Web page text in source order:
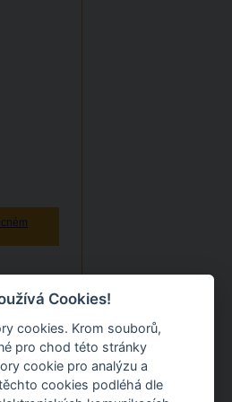
Cookies!
cookies. Krom souborů,
pro chod této stránky
cookie pro analýzu a
cookies podléhá dle